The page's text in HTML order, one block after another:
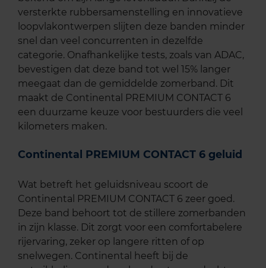
versterkte rubbersamenstelling en innovatieve
loopvlakontwerpen slijten deze banden minder
snel dan veel concurrenten in dezelfde
categorie. Onafhankelijke tests, zoals van ADAC,
bevestigen dat deze band tot wel 15% langer
meegaat dan de gemiddelde zomerband. Dit
maakt de Continental PREMIUM CONTACT 6
een duurzame keuze voor bestuurders die veel
kilometers maken.
Continental PREMIUM CONTACT 6 geluid
Wat betreft het geluidsniveau scoort de
Continental PREMIUM CONTACT 6 zeer goed.
Deze band behoort tot de stillere zomerbanden
in zijn klasse. Dit zorgt voor een comfortabelere
rijervaring, zeker op langere ritten of op
snelwegen. Continental heeft bij de